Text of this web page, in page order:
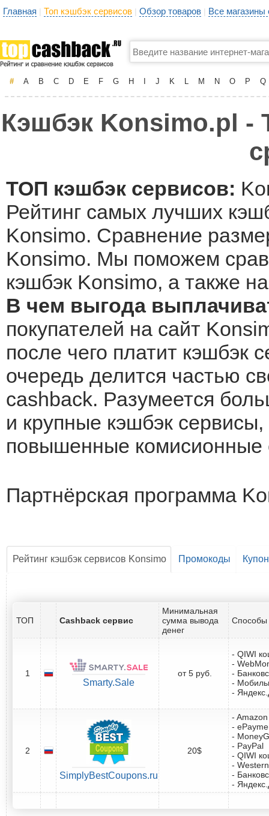
Главная | Топ кэшбэк сервисов | Обзор товаров | Все
# A B C D E F G H J K L M N O P Q
Кэшбэк Konsimo.pl -
ТОП кэшбэк сервисов:
Рейтинг самых лучших
Konsimo. Сравнение
Konsimo. Мы поможем
кэшбэк Konsimo, а также
В чем выгода
покупателей на сайт
после чего платит кэшбэк
очередь делится частью
cashback. Разумеется
и крупные кэшбэк
повышенные комисионные
Партнёрская программа
Рейтинг кэшбэк сервисов Konsimo Промокоды
ТОП Cashback сервис
Минимальная
сумма вывода
денег
Способы
1
Smarty.Sale
от 5 руб.
- QIWI
-
-
-
-
2
SimplyBestCoupons.ru
20$
-
-
-
- PayPal
- QIWI
-
-
-